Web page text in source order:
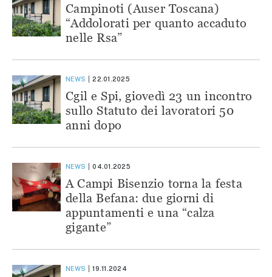
Campinoti (Auser Toscana)
“Addolorati per quanto accaduto
nelle Rsa”
NEWS 22.01.2025
Cgil e Spi, giovedì 23 un incontro
sullo Statuto dei lavoratori 50
anni dopo
NEWS 04.01.2025
A Campi Bisenzio torna la festa
della Befana: due giorni di
appuntamenti e una “calza
gigante”
NEWS 19.11.2024